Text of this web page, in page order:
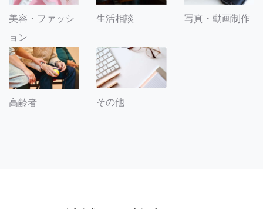
美容・ファッシ
ョン
生活相談 写真・動画制作
高齢者 その他